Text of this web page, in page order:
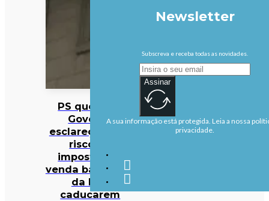
PS quer que
Governo
esclareça se há
risco de
impostos da
venda barragens
da EDP
caducarem
Newsletter
Subscreva e receba todas as novidades.
Assinar
A sua informação está protegida. Leia a nossa
privacidade.